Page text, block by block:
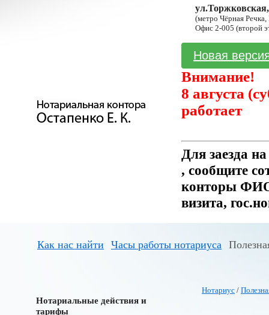
(метро Чёрная
Офис 2-005 (второй
Новая
Внимание!
8 августа
работает
Для заезда
, сообщите
конторы ФИО
визита,
Как нас найти Часы работы нотариуса
Нотариальные действия и
тарифы
Нотариус /